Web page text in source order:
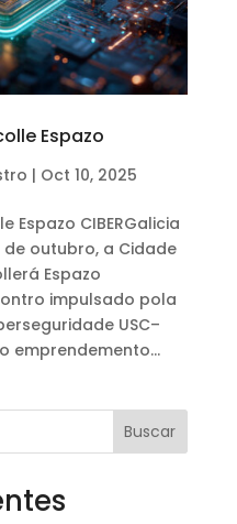
Espazo
| Oct 10, 2025
Espazo CIBERGalicia
de outubro, a Cidade
Espazo
impulsado pola
USC–
emprendemento...
Buscar